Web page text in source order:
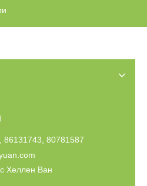
86131743, 80781587
Хеллен Ван